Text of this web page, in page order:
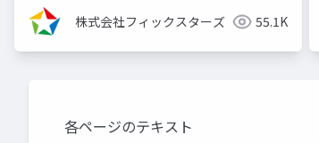
株式会社フィックスターズ 55.1K
各ページのテキスト